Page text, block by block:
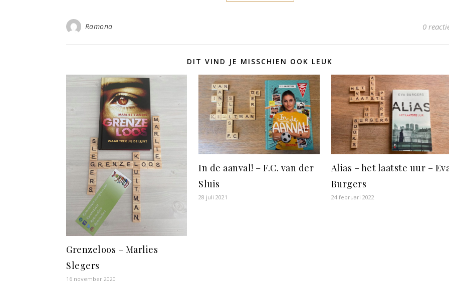
Ramona 0
DIT VIND JE MISSCHIEN OOK LEUK
Grenzeloos – Marlies
Slegers
16 november 2020
In de aanval! – F.C. van der
Sluis
28 juli 2021
Alias – het laatste uur –
Burgers
24 februari 2022